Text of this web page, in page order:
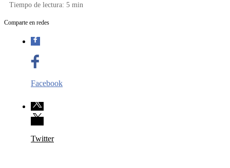
Tiempo de lectura: 5 min
Comparte en redes
Facebook
Twitter